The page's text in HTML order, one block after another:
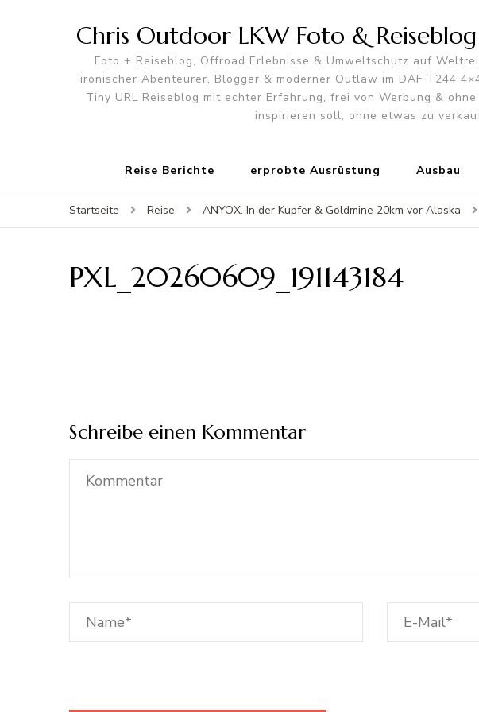
Chris Outdoor LKW Foto &
Foto + Reiseblog, Offroad Erlebnisse & Umweltschutz auf
ironischer Abenteurer, Blogger & moderner Outlaw im DAF T244
Tiny URL Reiseblog mit echter Erfahrung, frei von Werbung &
inspirieren soll, ohne etwas zu
Reise Berichte erprobte Ausrüstung Ausbau
Startseite Reise ANYOX. In der Kupfer & Goldmine 20km vor Alaska
PXL_20260609_191143184
Schreibe einen Kommentar